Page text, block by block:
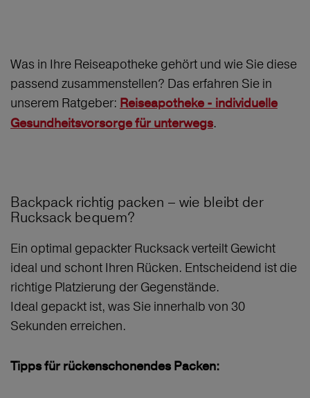
Was in Ihre Reiseapotheke gehört und wie Sie diese
passend zusammenstellen? Das erfahren Sie in
unserem Ratgeber: Reiseapotheke - individuelle
Gesundheitsvorsorge für unterwegs.
Backpack richtig packen – wie bleibt der
Rucksack bequem?
Ein optimal gepackter Rucksack verteilt Gewicht
ideal und schont Ihren Rücken. Entscheidend ist die
richtige Platzierung der Gegenstände.
Ideal gepackt ist, was Sie innerhalb von 30
Sekunden erreichen.
Tipps für rückenschonendes Packen: